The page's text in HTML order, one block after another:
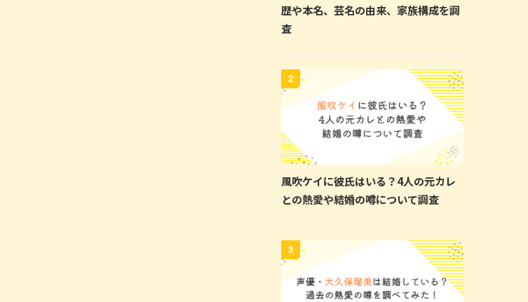
歴や本名、芸名の由来、家族構成を調
査
2
風吹ケイに彼氏はいる？4人の元カレ
との熱愛や結婚の噂について調査
3